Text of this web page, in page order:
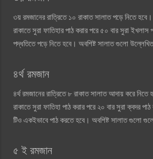
৩য় রমজানের রাত্রিতে ১০ রাকাত সালাত পড়ে নিতে
রাকাতে সুরা ফাতিহার পাঠ করার পরে ৫০ বার সুরা
পদ্ধতিতে পড়ে নিতে হবে। অবশিষ্ট সালাত গুলো
৪র্থ রমজান
৪র্থ রমজানের রাত্রিতে ৮ রাকাত সালাত আদায় করে
রাকাতে সুরা ফাতিহা পাঠ করার পরে ২০ বার সুরা ক্বদর
টিও একইভাবে পাঠ করতে হবে। অবশিষ্ট সালাত গুলো
৫ ই রমজান